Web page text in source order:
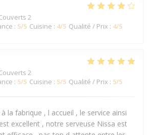
2
: 5/5 Cuisine : 4/5 Qualité / Prix : 4/5
2
: 5/5 Cuisine : 5/5 Qualité / Prix : 5/5
la fabrique , l accueil , le service ainsi
excellent , notre serveuse Nissa est